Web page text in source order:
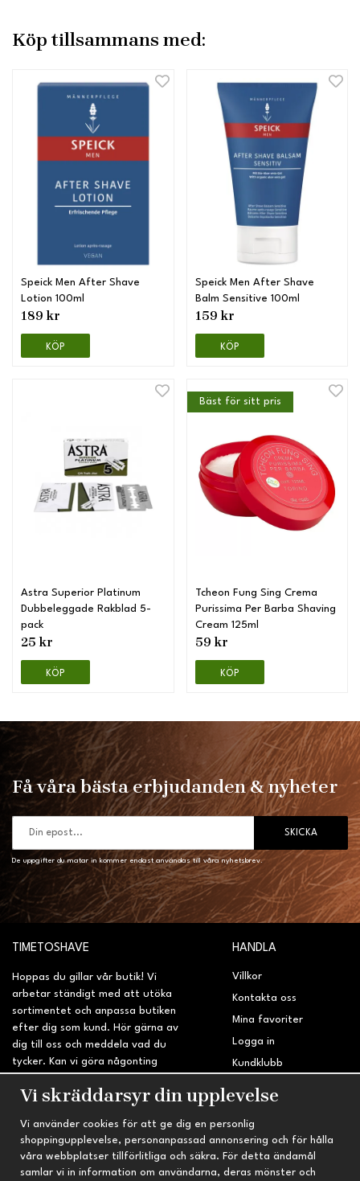
Köp tillsammans med:
Speick Men After Shave
Lotion 100ml
189 kr
KÖP
Speick Men After Shave
Balm Sensitive 100ml
159 kr
KÖP
Astra Superior Platinum
Dubbeleggade Rakblad 5-
pack
25 kr
KÖP
Bäst för sitt pris
Tcheon Fung Sing Crema
Purissima Per Barba Shaving
Cream 125ml
59 kr
KÖP
Få våra bästa erbjudanden & nyheter
SKICKA
De uppgifter du matar in kommer endast användas till våra nyhetsbrev.
TIMETOSHAVE
Hoppas du gillar vår butik! Vi
arbetar ständigt med att utöka
sortimentet och anpassa butiken
efter dig som kund. Hör gärna av
dig till oss och meddela vad du
tycker. Kan vi göra någonting
sidan?
HANDLA
Villkor
Kontakta oss
Mina favoriter
Logga in
Kundklubb
INFORMATION
Om oss
TRYGG HANDEL
Fri frakt vid köp över 695 kr
Vi skräddarsyr din upplevelse
Vi använder cookies för att ge dig en personlig
shoppingupplevelse, personanpassad annonsering och för hålla
våra webbplatser tillförlitliga och säkra. För detta ändamål
samlar vi in information om användarna, deras mönster och